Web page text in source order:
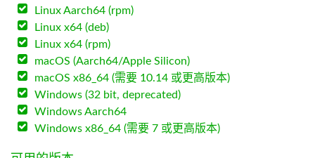
Linux Aarch64 (rpm)
Linux x64 (deb)
Linux x64 (rpm)
macOS (Aarch64/Apple Silicon)
macOS x86_64 (需要 10.14 或更高版本)
Windows (32 bit, deprecated)
Windows Aarch64
Windows x86_64 (需要 7 或更高版本)